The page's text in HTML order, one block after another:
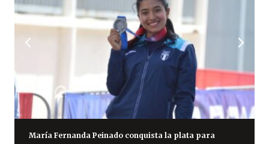
María Fernanda Peinado conquista la plata para